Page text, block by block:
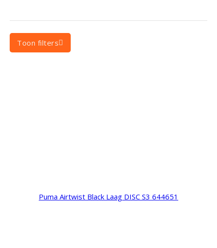
Toon filters
Puma Airtwist Black Laag DISC S3 644651